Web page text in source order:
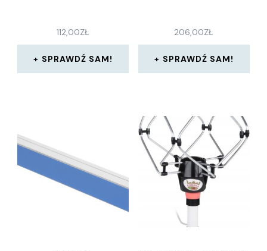
112,00ZŁ
SPRAWDŹ SAM!
206,00ZŁ
SPRAWDŹ SAM!